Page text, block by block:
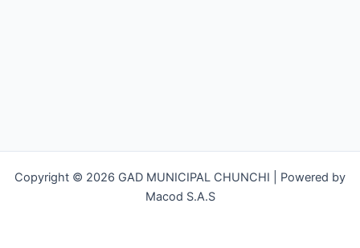
Copyright © 2026 GAD MUNICIPAL CHUNCHI | Powered by
Macod S.A.S